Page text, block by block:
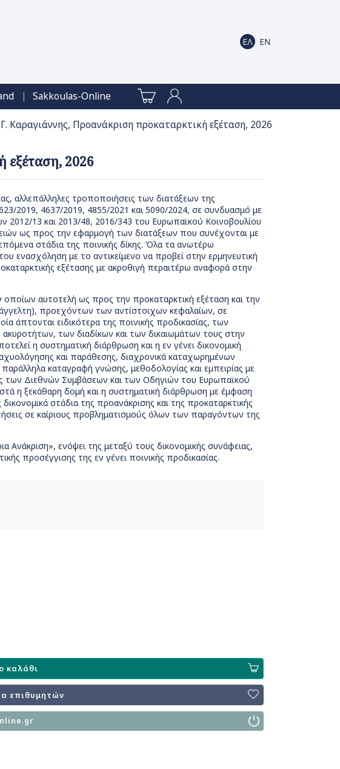
| Sakkoulas-Online
Καραγιάννης, Προανάκριση προκαταρκτική εξέταση, 2026
εξέταση, 2026
αλλεπάλληλες τροποποιήσεις των διατάξεων της
2019, 4637/2019, 4855/2021 και 5090/2024, σε συνδυασμό με
13 και 2013/48, 2016/343 του Ευρωπαϊκού Κοινοβουλίου
ως προς την εφαρμογή των διατάξεων που συνέχονται με
στάδια της ποινικής δίκης. Όλα τα ανωτέρω
ενασχόληση με το αντικείμενο να προβεί στην ερμηνευτική
εξέτασης με ακροθιγή περαιτέρω αναφορά στην
αυτοτελή ως προς την προκαταρκτική εξέταση και την
προεχόντων των αντίστοιχων κεφαλαίων, σε
άπτονται ειδικότερα της ποινικής προδικασίας, των
των διαδίκων και των δικαιωμάτων τους στην
η συστηματική διάρθρωση και η εν γένει δικονομική
και παράθεσης, διαχρονικά καταχωρημένων
καταγραφή γνώσης, μεθοδολογίας και εμπειρίας με
των Διεθνών Συμβάσεων και των Οδηγιών του Ευρωπαϊκού
η ξεκάθαρη δομή και η συστηματική διάρθρωση με έμφαση
στάδια της προανάκρισης και της προκαταρκτικής
σε καίριους προβληματισμούς όλων των παραγόντων της
ενόψει της μεταξύ τους δικονομικής συνάφειας,
προσέγγισης της εν γένει ποινικής προδικασίας.
καλάθι
επιθυμητών